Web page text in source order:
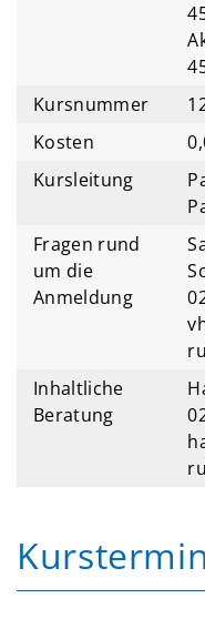
Kursnummer
Kosten
Kursleitung
Fragen rund
um die
Anmeldung
Inhaltliche
Beratung